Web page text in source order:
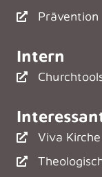
Prävention
Intern
Viva